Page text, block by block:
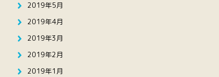
2019年5月
2019年4月
2019年3月
2019年2月
2019年1月